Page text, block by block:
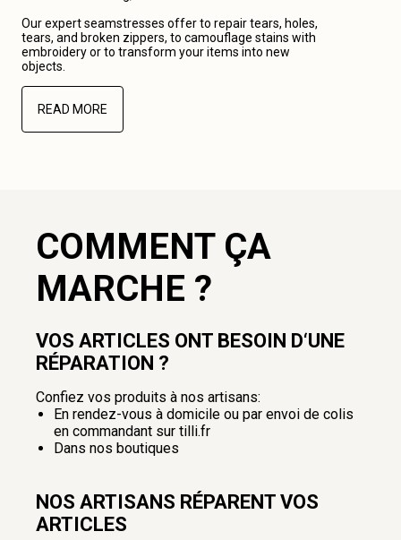
Our expert seamstresses offer to repair tears, holes,
tears, and broken zippers, to camouflage stains with
embroidery or to transform your items into new
objects.
READ MORE
COMMENT ÇA
MARCHE ?
VOS ARTICLES ONT BESOIN D‘UNE
RÉPARATION ?
Confiez vos produits à nos artisans:
En rendez-vous à domicile ou par envoi de colis
en commandant sur tilli.fr
Dans nos boutiques
NOS ARTISANS RÉPARENT VOS
ARTICLES